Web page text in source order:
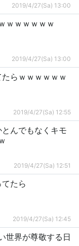
2019/4/27(Sa) 13:00
ｗｗｗｗｗｗ
2019/4/27(Sa) 13:00
らｗｗｗｗｗｗ
2019/4/27(Sa) 12:55
とんでもなくキモ
2019/4/27(Sa) 12:51
たら
2019/4/27(Sa) 12:45
世界が尊敬する日